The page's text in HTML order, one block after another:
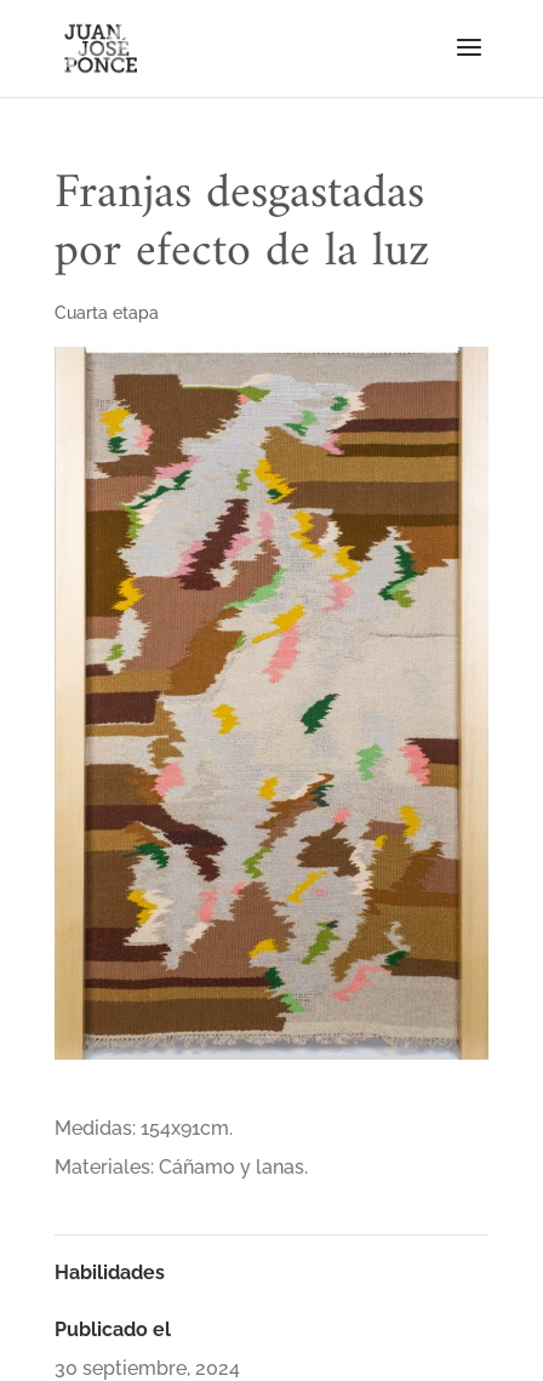
Franjas desgastadas
por efecto de la luz
Cuarta etapa
Medidas: 154x91cm.
Materiales: Cáñamo y lanas.
Habilidades
Publicado el
30 septiembre, 2024